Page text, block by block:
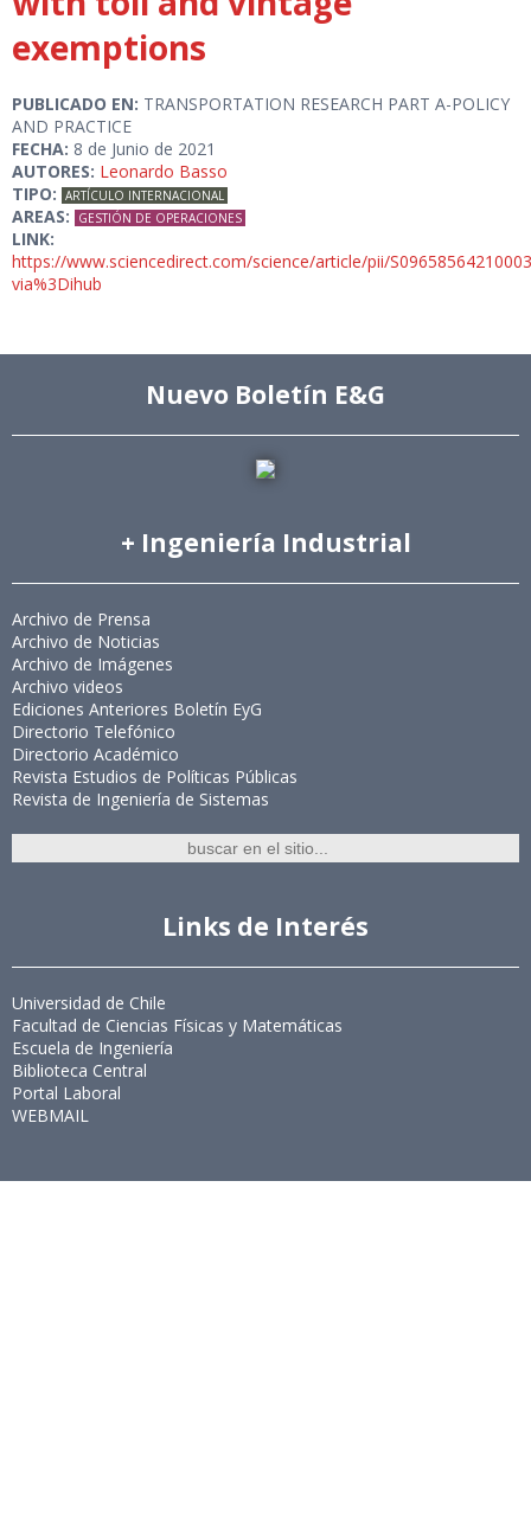
exemptions
PUBLICADO EN: TRANSPORTATION RESEARCH PART A-POLICY
AND PRACTICE
FECHA: 8 de Junio de 2021
AUTORES: Leonardo Basso
TIPO: ARTÍCULO INTERNACIONAL
AREAS: GESTIÓN DE OPERACIONES
LINK:
https://www.sciencedirect.com/science/article/pii/
via%3Dihub
Nuevo Boletín E&G
+ Ingeniería Industrial
Archivo de Prensa
Archivo de Noticias
Archivo de Imágenes
Archivo videos
Ediciones Anteriores Boletín EyG
Directorio Telefónico
Directorio Académico
Revista Estudios de Políticas Públicas
Revista de Ingeniería de Sistemas
Links de Interés
Universidad de Chile
Facultad de Ciencias Físicas y Matemáticas
Escuela de Ingeniería
Biblioteca Central
Portal Laboral
WEBMAIL
Síguenos